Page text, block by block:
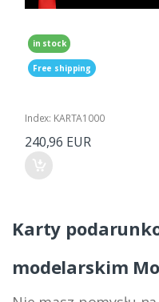
in stock
Free shipping
Index: KARTA1000
240,96 EUR
Karty
modelarskim